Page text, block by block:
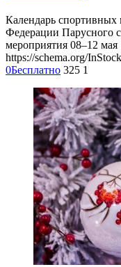
Календарь
Федерации Парусного
мероприятия 08–12
https://schema.org/InStock
0Бесплатно 325 1